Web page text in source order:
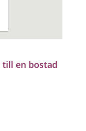
till en bostad